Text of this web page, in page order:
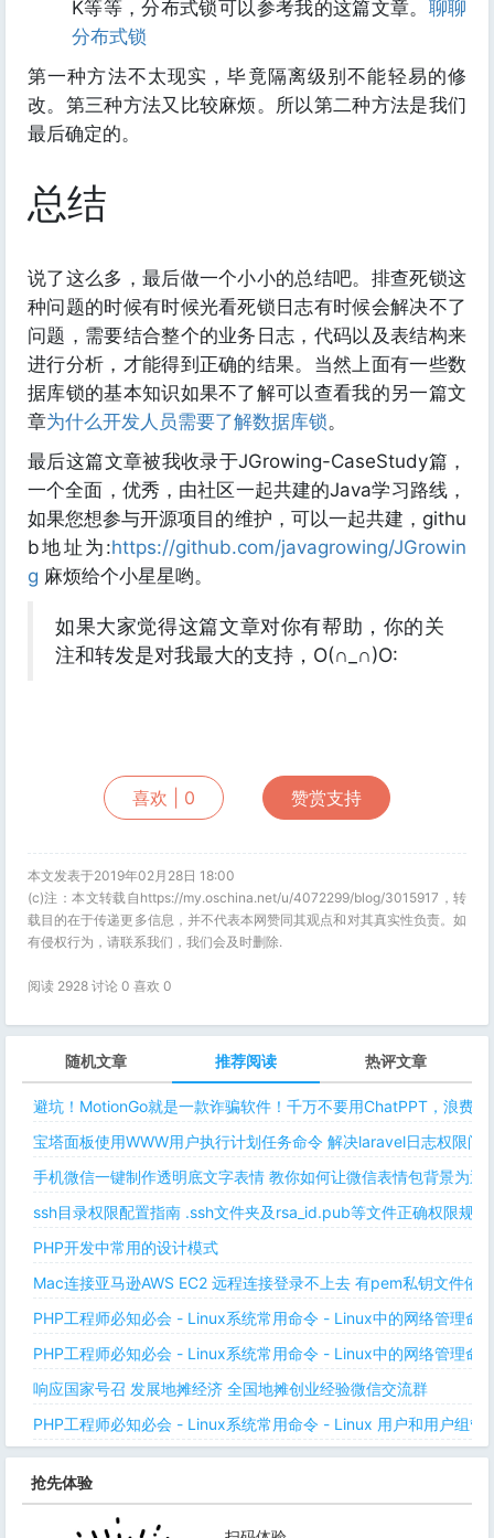
K等等，分布式锁可以参考我的这篇文章。 聊聊
分布式锁
第一种方法不太现实，毕竟隔离级别不能轻易的修
改。第三种方法又比较麻烦。所以第二种方法是我们
最后确定的。
总结
说了这么多，最后做一个小小的总结吧。排查死锁这
种问题的时候有时候光看死锁日志有时候会解决不了
问题，需要结合整个的业务日志，代码以及表结构来
进行分析，才能得到正确的结果。当然上面有一些数
据库锁的基本知识如果不了解可以查看我的另一篇文
章为什么开发人员需要了解数据库锁。
最后这篇文章被我收录于JGrowing-CaseStudy篇，
一个全面，优秀，由社区一起共建的Java学习路线，
如果您想参与开源项目的维护，可以一起共建，githu
b地址为:https://github.com/javagrowing/JGrowin
g 麻烦给个小星星哟。
如果大家觉得这篇文章对你有帮助，你的关
注和转发是对我最大的支持，O(∩_∩)O:
喜欢 | 0 赞赏支持
本文发表于2019年02月28日 18:00
(c)注：本文转载自https://my.oschina.net/u/4072299/blog/3015917，转
载目的在于传递更多信息，并不代表本网赞同其观点和对其真实性负责。如
有侵权行为，请联系我们，我们会及时删除.
阅读 2928 讨论 0 喜欢 0
随机文章 推荐阅读 热评文章
避坑！MotionGo就是一款诈骗软件！千万不要用ChatPPT，浪费时
宝塔面板使用WWW用户执行计划任务命令 解决laravel日志权限问
手机微信一键制作透明底文字表情 教你如何让微信表情包背景为
ssh目录权限配置指南 .ssh文件夹及rsa_id.pub等文件正确权限规则
PHP开发中常用的设计模式
Mac连接亚马逊AWS EC2 远程连接登录不上去 有pem私钥文件依
PHP工程师必知必会 - Linux系统常用命令 - Linux中的网络管理命
PHP工程师必知必会 - Linux系统常用命令 - Linux中的网络管理命
响应国家号召 发展地摊经济 全国地摊创业经验微信交流群
PHP工程师必知必会 - Linux系统常用命令 - Linux 用户和用户组管
抢先体验